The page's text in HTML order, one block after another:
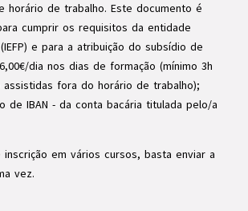
horário de trabalho. Este documento é
cumprir os requisitos da entidade
e para a atribuição do subsídio de
dia nos dias de formação (mínimo 3h
assistidas fora do horário de trabalho);
de IBAN - da conta bacária titulada pelo/a
em vários cursos, basta enviar a
vez.